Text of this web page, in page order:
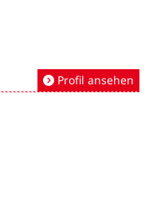
Profil ansehen